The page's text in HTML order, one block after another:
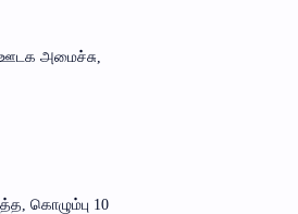
ஊடக அமைச்சு,
கொழும்பு 10